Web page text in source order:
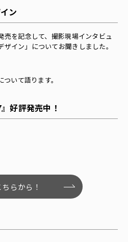
ン
売を記念して、撮影現場インタビュ
イン」についてお聞きしました。
いて語ります。
好評発売中！
らから！